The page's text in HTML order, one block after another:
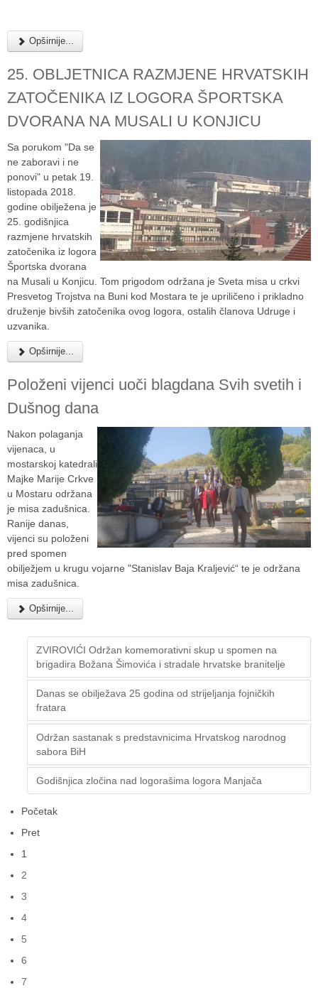
Opširnije...
25. OBLJETNICA RAZMJENE HRVATSKIH
ZATOČENIKA IZ LOGORA ŠPORTSKA
DVORANA NA MUSALI U KONJICU
Sa porukom "Da se
ne zaboravi i ne
ponovi" u petak 19.
listopada 2018.
godine obilježena je
25. godišnjica
razmjene hrvatskih
zatočenika iz logora
Športska dvorana
na Musali u Konjicu. Tom prigodom održana je Sveta misa u crkvi
Presvetog Trojstva na Buni kod Mostara te je upriličeno i prikladno
druženje bivših zatočenika ovog logora, ostalih članova Udruge i
uzvanika.
Opširnije...
Položeni vijenci uoči blagdana Svih svetih i
Dušnog dana
Nakon polaganja
vijenaca, u
mostarskoj katedrali
Majke Marije Crkve
u Mostaru održana
je misa zadušnica.
Ranije danas,
vijenci su položeni
pred spomen
obilježjem u krugu vojarne "Stanislav Baja Kraljević“ te je održana
misa zadušnica.
Opširnije...
ZVIROVIĆI Održan komemorativni skup u spomen na
brigadira Božana Šimovića i stradale hrvatske branitelje
Danas se obilježava 25 godina od strijeljanja fojničkih
fratara
Održan sastanak s predstavnicima Hrvatskog narodnog
sabora BiH
Godišnjica zločina nad logorašima logora Manjača
Početak
Pret
1
2
3
4
5
6
7